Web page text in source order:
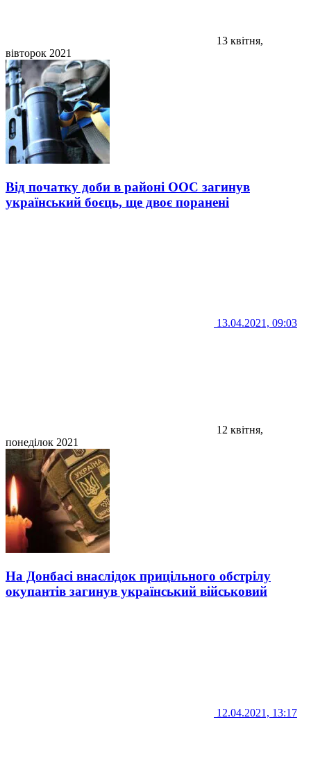
13 квітня,
вівторок 2021
Від початку доби в районі ООС загинув
український боєць, ще двоє поранені
13.04.2021, 09:03
12 квітня,
понеділок 2021
На Донбасі внаслідок прицільного обстрілу
окупантів загинув український військовий
12.04.2021, 13:17